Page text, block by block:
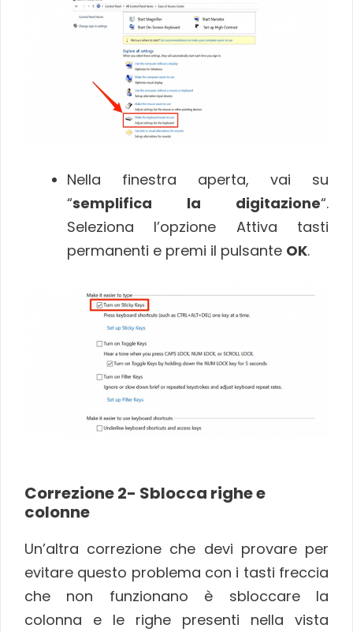
Nella finestra aperta, vai su
“semplifica la digitazione“.
Seleziona l’opzione Attiva tasti
permanenti e premi il pulsante OK.
Correzione 2- Sblocca righe e
colonne
Un’altra correzione che devi provare per
evitare questo problema con i tasti freccia
che non funzionano è sbloccare la
colonna e le righe presenti nella vista